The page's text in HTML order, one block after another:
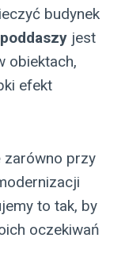
budynek
jest
obiektach,
efekt
zarówno przy
to tak, by
oczekiwań